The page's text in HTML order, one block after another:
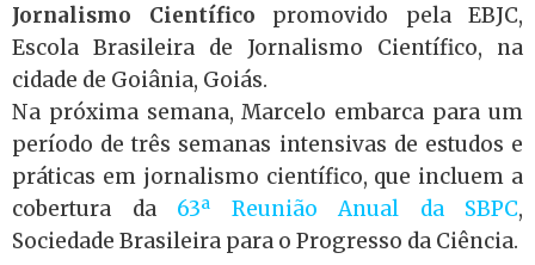
Jornalismo Científico promovido pela EBJC,
Escola Brasileira de Jornalismo Científico, na
cidade de Goiânia, Goiás.
Na próxima semana, Marcelo embarca para um
período de três semanas intensivas de estudos e
práticas em jornalismo científico, que incluem a
cobertura da 63ª Reunião Anual da SBPC,
Sociedade Brasileira para o Progresso da Ciência.